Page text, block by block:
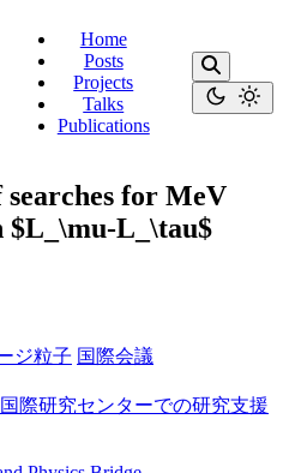
Home
Posts
Projects
Talks
Publications
際研究センターでの研究支援
for MeV
$L_\mu-L_\tau$
ジ粒子 国際会議